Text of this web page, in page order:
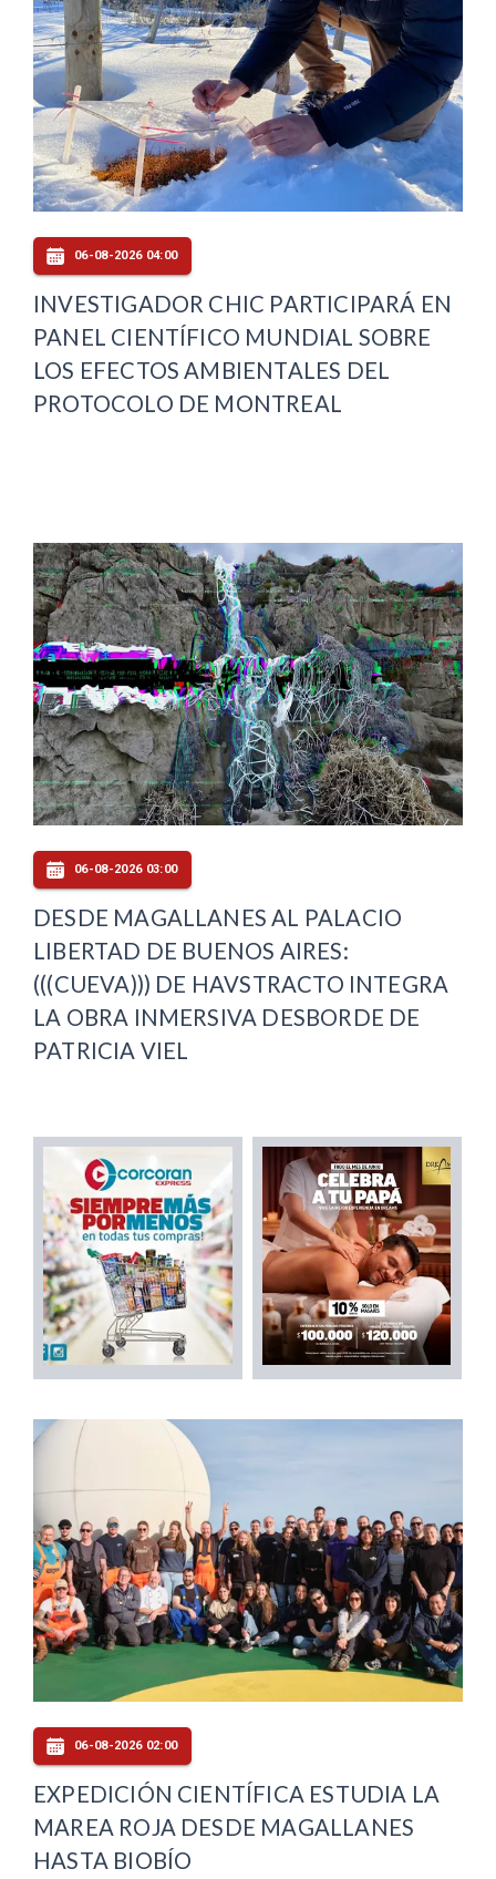
06-08-2026 04:00
INVESTIGADOR CHIC PARTICIPARÁ EN
PANEL CIENTÍFICO MUNDIAL SOBRE
LOS EFECTOS AMBIENTALES DEL
PROTOCOLO DE MONTREAL
06-08-2026 03:00
DESDE MAGALLANES AL PALACIO
LIBERTAD DE BUENOS AIRES:
(((CUEVA))) DE HAVSTRACTO INTEGRA
LA OBRA INMERSIVA DESBORDE DE
PATRICIA VIEL
06-08-2026 02:00
EXPEDICIÓN CIENTÍFICA ESTUDIA LA
MAREA ROJA DESDE MAGALLANES
HASTA BIOBÍO